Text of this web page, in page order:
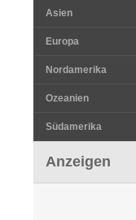
Asien
Europa
Nordamerika
Ozeanien
Südamerika
Anzeigen